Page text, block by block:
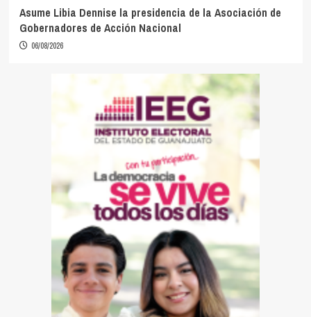
Asume Libia Dennise la presidencia de la Asociación de
Gobernadores de Acción Nacional
06/08/2026